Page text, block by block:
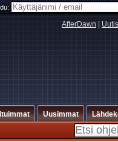
AfterDawn
Uusimmat